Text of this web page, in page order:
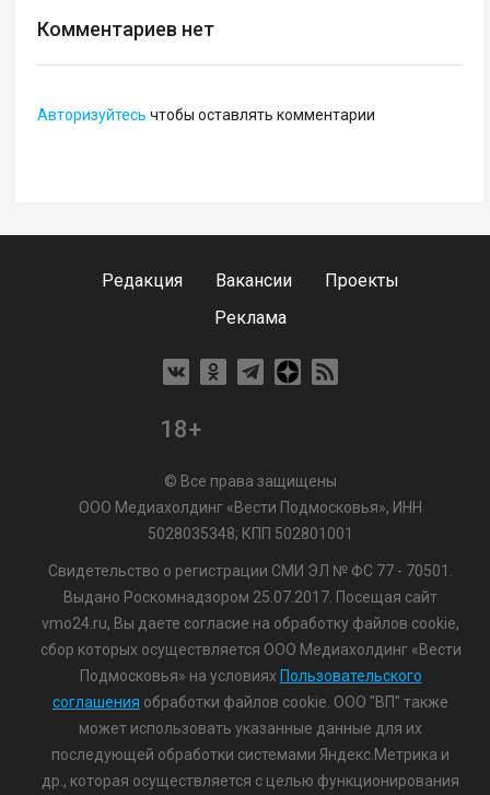
Комментариев нет
Авторизуйтесь чтобы оставлять комментарии
Редакция Вакансии
Проекты
Реклама
18+
© Все права защищены
ООО Медиахолдинг «Вести Подмосковья», ИНН
5028035348; КПП 502801001
Свидетельство о регистрации СМИ ЭЛ № ФС 77 - 70501.
Выдано Роскомнадзором 25.07.2017. Посещая сайт
vmo24.ru, Вы даете согласие на обработку файлов cookie,
сбор которых осуществляется ООО Медиахолдинг «Вести
Подмосковья» на условиях Пользовательского
соглашения обработки файлов cookie. ООО "ВП" также
может использовать указанные данные для их
последующей обработки системами Яндекс.Метрика и
др., которая осуществляется с целью функционирования